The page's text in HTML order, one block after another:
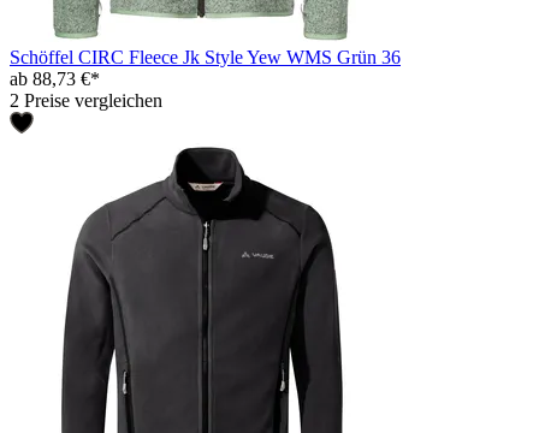
Schöffel CIRC Fleece Jk Style Yew WMS Grün 36
ab 88,73 €*
2 Preise vergleichen